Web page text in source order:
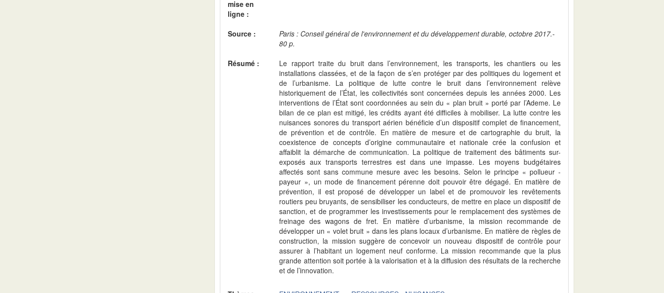
mise en
ligne :
Source :
Paris : Conseil général de l'environnement et du développement durable, octobre 2017.-
80 p.
Résumé :
Le rapport traite du bruit dans l’environnement, les transports, les chantiers ou les
installations classées, et de la façon de s’en protéger par des politiques du logement et
de l’urbanisme. La politique de lutte contre le bruit dans l’environnement relève
historiquement de l’État, les collectivités sont concernées depuis les années 2000. Les
interventions de l’État sont coordonnées au sein du « plan bruit » porté par l’Ademe. Le
bilan de ce plan est mitigé, les crédits ayant été difficiles à mobiliser. La lutte contre les
nuisances sonores du transport aérien bénéficie d’un dispositif complet de financement,
de prévention et de contrôle. En matière de mesure et de cartographie du bruit, la
coexistence de concepts d’origine communautaire et nationale crée la confusion et
affaiblit la démarche de communication. La politique de traitement des bâtiments sur-
exposés aux transports terrestres est dans une impasse. Les moyens budgétaires
affectés sont sans commune mesure avec les besoins. Selon le principe « pollueur -
payeur », un mode de financement pérenne doit pouvoir être dégagé. En matière de
prévention, il est proposé de développer un label et de promouvoir les revêtements
routiers peu bruyants, de sensibiliser les conducteurs, de mettre en place un dispositif de
sanction, et de programmer les investissements pour le remplacement des systèmes de
freinage des wagons de fret. En matière d’urbanisme, la mission recommande de
développer un « volet bruit » dans les plans locaux d’urbanisme. En matière de règles de
construction, la mission suggère de concevoir un nouveau dispositif de contrôle pour
assurer à l’habitant un logement neuf conforme. La mission recommande que la plus
grande attention soit portée à la valorisation et à la diffusion des résultats de la recherche
et de l’innovation.